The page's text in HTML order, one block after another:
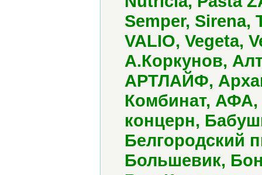
Semper, Sirena,
VALIO, Vegeta,
А.Коркунов,
АРТЛАЙФ,
Комбинат, АФА,
концерн,
Белгородский
Большевик,